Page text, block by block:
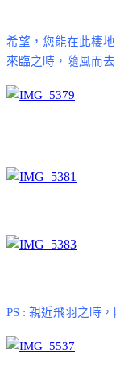
希望，您能在此棲
來臨之時，隨風而去
PS : 親近飛羽之時